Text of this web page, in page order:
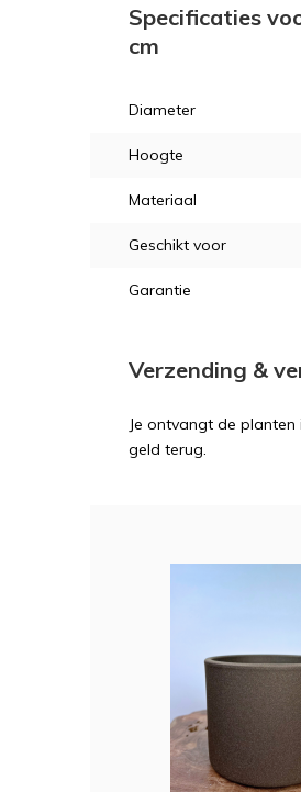
Specificaties
cm
Diameter
Hoogte
Materiaal
Geschikt voor
Garantie
Verzending &
Je ontvangt de
geld terug.